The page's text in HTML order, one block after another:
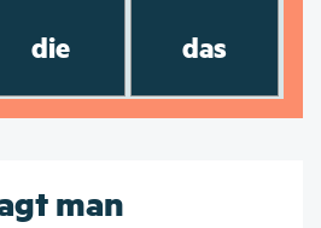
die das
man